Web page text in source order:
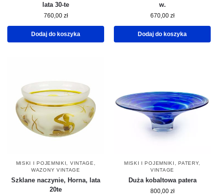
lata 30-te
760,00 zł
Dodaj do koszyka
w.
670,00 zł
Dodaj do koszyka
MISKI I POJEMNIKI VINTAGE
WAZONY VINTAGE
Szklane naczynie, Horna, lata
20te
MISKI I POJEMNIKI ,PATERY,
VINTAGE
Duża kobaltowa patera
800,00 zł